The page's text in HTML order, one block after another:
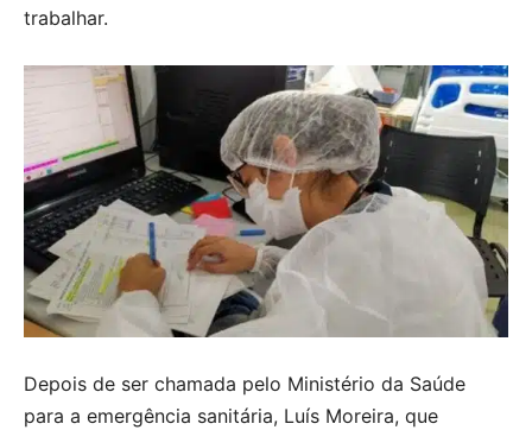
trabalhar.
Depois de ser chamada pelo Ministério da Saúde
para a emergência sanitária, Luís Moreira, que